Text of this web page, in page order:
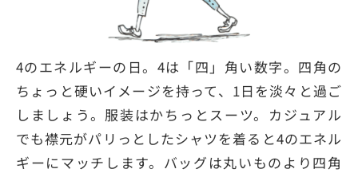
4のエネルギーの日。4は「四」角い数字。四角の
ちょっと硬いイメージを持って、1日を淡々と過ご
しましょう。服装はかちっとスーツ。カジュアル
でも襟元がパリっとしたシャツを着ると4のエネル
ギーにマッチします。バッグは丸いものより四角